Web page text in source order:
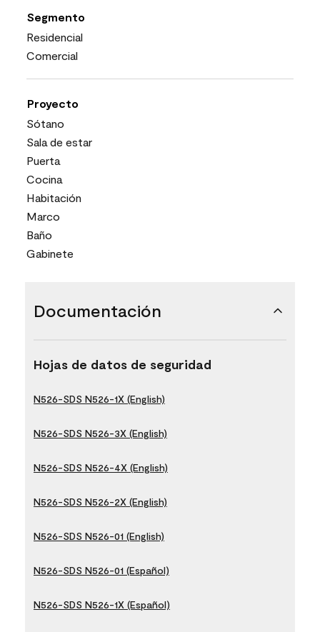
Segmento
Residencial
Comercial
Proyecto
Sótano
Sala de estar
Puerta
Cocina
Habitación
Marco
Baño
Gabinete
Documentación
Hojas de datos de seguridad
N526-SDS N526-1X (English)
N526-SDS N526-3X (English)
N526-SDS N526-4X (English)
N526-SDS N526-2X (English)
N526-SDS N526-01 (English)
N526-SDS N526-01 (Español)
N526-SDS N526-1X (Español)